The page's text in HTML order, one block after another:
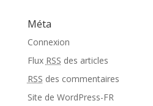
Méta
Connexion
Flux RSS des articles
RSS des commentaires
Site de WordPress-FR